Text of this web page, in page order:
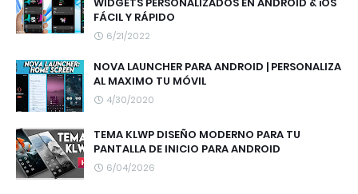
WIDGETS PERSONALIZADOS EN ANDROID & iOS
FÁCIL Y RÁPIDO
6/21/2022
NOVA LAUNCHER PARA ANDROID | PERSONALIZA
AL MAXIMO TU MÓVIL
4/30/2020
TEMA KLWP DISEÑO MODERNO PARA TU
PANTALLA DE INICIO PARA ANDROID
6/04/2026